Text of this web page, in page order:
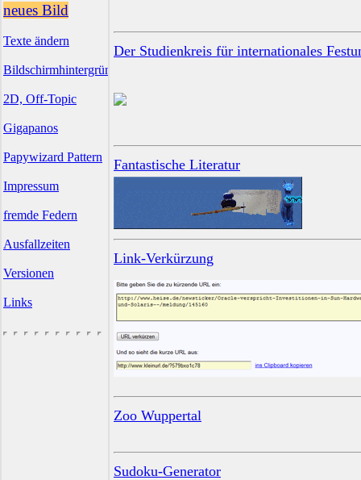
neues Bild
Texte ändern
Bildschirmhintergründe
2D, Off-Topic
Gigapanos
Papywizard Pattern
Impressum
fremde Federn
Ausfallzeiten
Versionen
Links
Der Studienkreis für internationales
Fantastische Literatur
Link-Verkürzung
Zoo Wuppertal
Sudoku-Generator